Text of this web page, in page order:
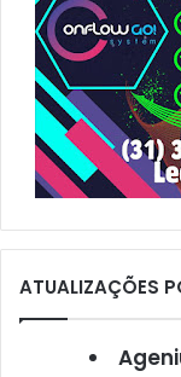
ATUALIZAÇÕES